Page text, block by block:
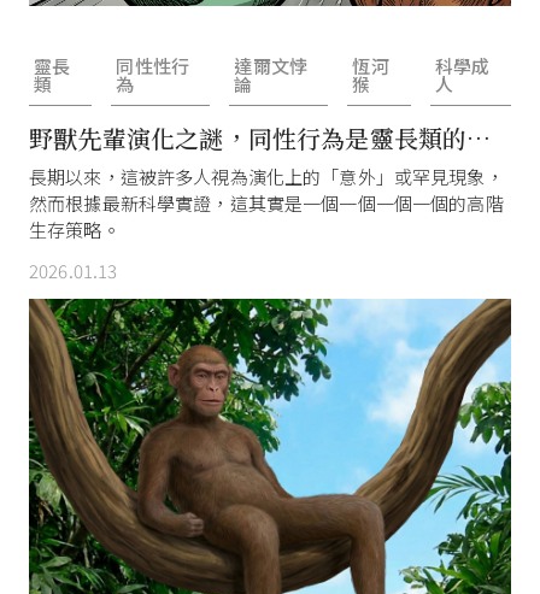
靈長
類
同性性行
為
達爾文悖
論
恆河
猴
科學成
人
野獸先輩演化之謎，同性行為是靈長類的社
交潤滑劑
長期以來，這被許多人視為演化上的「意外」或罕見現象，
然而根據最新科學實證，這其實是一個一個一個一個的高階
生存策略。
2026.01.13